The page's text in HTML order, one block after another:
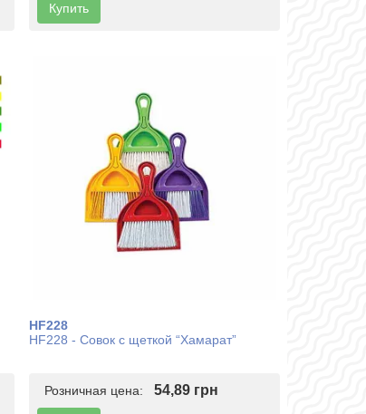
Купить
HF228
HF228 - Совок с щеткой “Хамарат”
Розничная цена:54,89 грн